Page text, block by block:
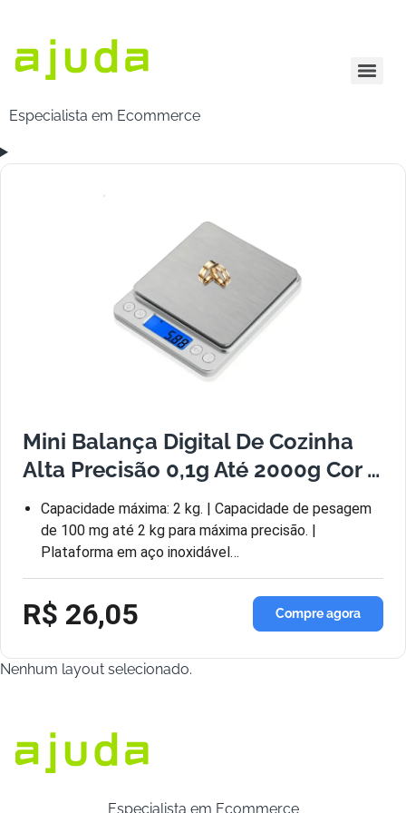
Especialista em Ecommerce
Mini Balança Digital De Cozinha
Alta Precisão 0,1g Até 2000g Cor …
Capacidade máxima: 2 kg. | Capacidade de pesagem
de 100 mg até 2 kg para máxima precisão. |
Plataforma em aço inoxidável…
R$ 26,05 Compre agora
Nenhum layout selecionado.
Especialista em Ecommerce